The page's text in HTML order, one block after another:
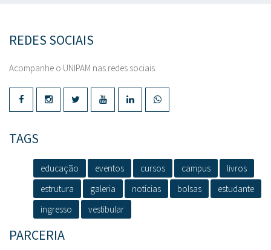
REDES SOCIAIS
Acompanhe o UNIPAM nas redes sociais.
TAGS
educação eventos cursos campus
livros
estrutura
galeria notícias bolsas
estudante
ingresso
vestibular
PARCERIA